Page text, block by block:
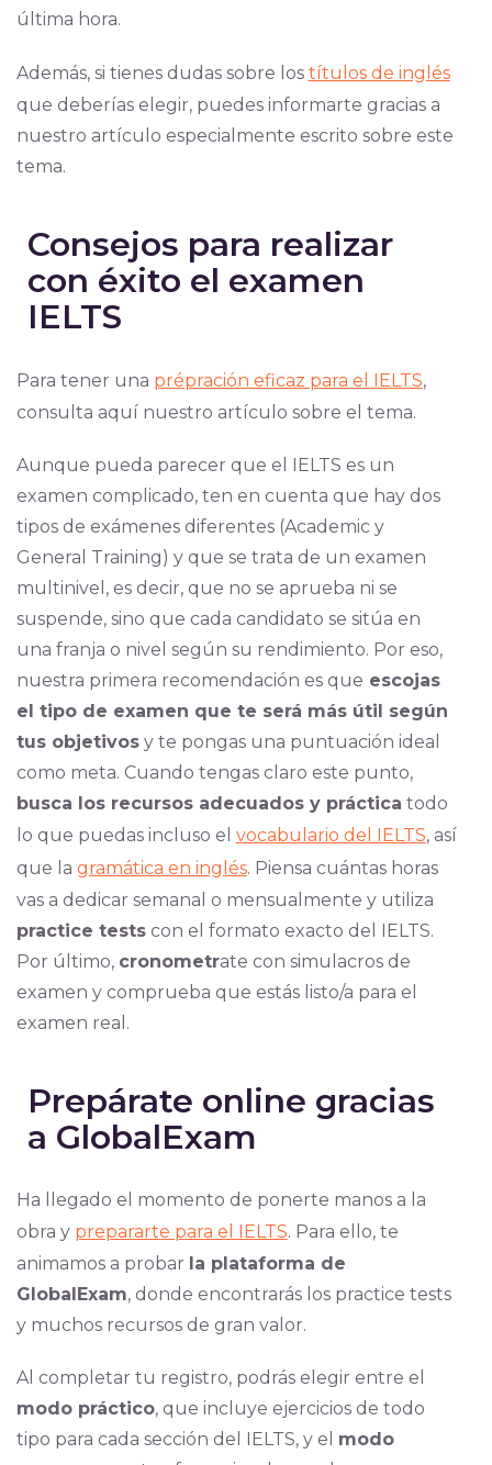
última hora.
Además, si tienes dudas sobre los títulos de inglés
que deberías elegir, puedes informarte gracias a
nuestro artículo especialmente escrito sobre este
tema.
Consejos para realizar
con éxito el examen
IELTS
Para tener una prépración eficaz para el IELTS,
consulta aquí nuestro artículo sobre el tema.
Aunque pueda parecer que el IELTS es un
examen complicado, ten en cuenta que hay dos
tipos de exámenes diferentes (Academic y
General Training) y que se trata de un examen
multinivel, es decir, que no se aprueba ni se
suspende, sino que cada candidato se sitúa en
una franja o nivel según su rendimiento. Por eso,
nuestra primera recomendación es que escojas
el tipo de examen que te será más útil según
tus objetivosy te pongas una puntuación ideal
como meta. Cuando tengas claro este punto,
busca los recursos adecuados y práctica todo
lo que puedas incluso el vocabulario del IELTS, así
que la gramática en inglés. Piensa cuántas horas
vas a dedicar semanal o mensualmente y utiliza
practice testscon el formato exacto del IELTS.
Por último, cronometrate con simulacros de
examen y comprueba que estás listo/a para el
examen real.
Prepárate online gracias
a GlobalExam
Ha llegado el momento de ponerte manos a la
obra y prepararte para el IELTS. Para ello, te
animamos a probar la plataforma de
GlobalExam, donde encontrarás los practice tests
y muchos recursos de gran valor.
Al completar tu registro, podrás elegir entre el
modo práctico, que incluye ejercicios de todo
tipo para cada sección del IELTS, y el modo